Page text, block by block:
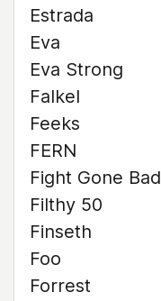
Estrada
Eva
Eva Strong
Falkel
Feeks
FERN
Fight Gone Bad
Filthy 50
Finseth
Foo
Forrest